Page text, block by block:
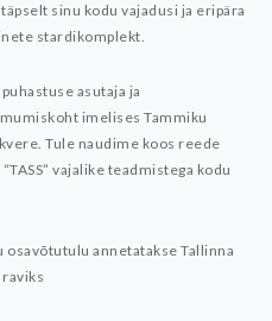
sinu kodu vajadusi ja eripära
stardikomplekt.
asutaja ja
imelises Tammiku
Tule naudime koos reede
vajalike teadmistega kodu
annetatakse Tallinna